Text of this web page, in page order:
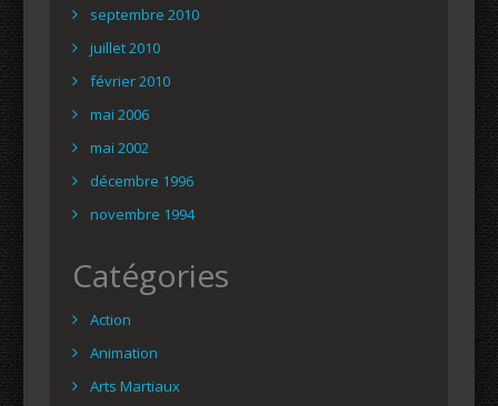
septembre 2010
juillet 2010
février 2010
mai 2006
mai 2002
décembre 1996
novembre 1994
Catégories
Action
Animation
Arts Martiaux